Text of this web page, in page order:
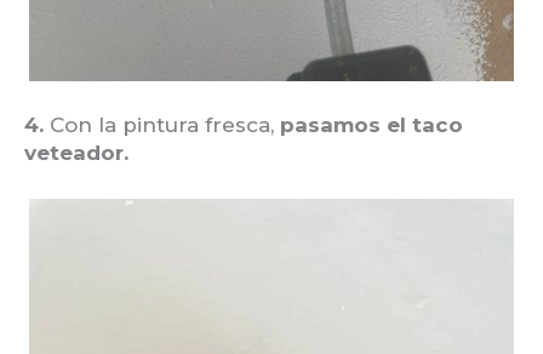
4. Con la pintura fresca, pasamos el taco
veteador.